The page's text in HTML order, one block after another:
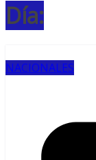
Día:
NACIONALES